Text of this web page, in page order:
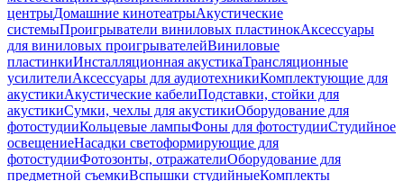
центрыДомашние кинотеатрыАкустические
системыПроигрыватели виниловых пластинокАксессуары
для виниловых проигрывателейВиниловые
пластинкиИнсталляционная акустикаТрансляционные
усилителиАксессуары для аудиотехникиКомплектующие для
акустикиАкустические кабелиПодставки, стойки для
акустикиСумки, чехлы для акустикиОборудование для
фотостудииКольцевые лампыФоны для фотостудииСтудийное
освещениеНасадки светоформирующие для
фотостудииФотозонты, отражателиОборудование для
предметной съемкиВспышки студийныеКомплекты